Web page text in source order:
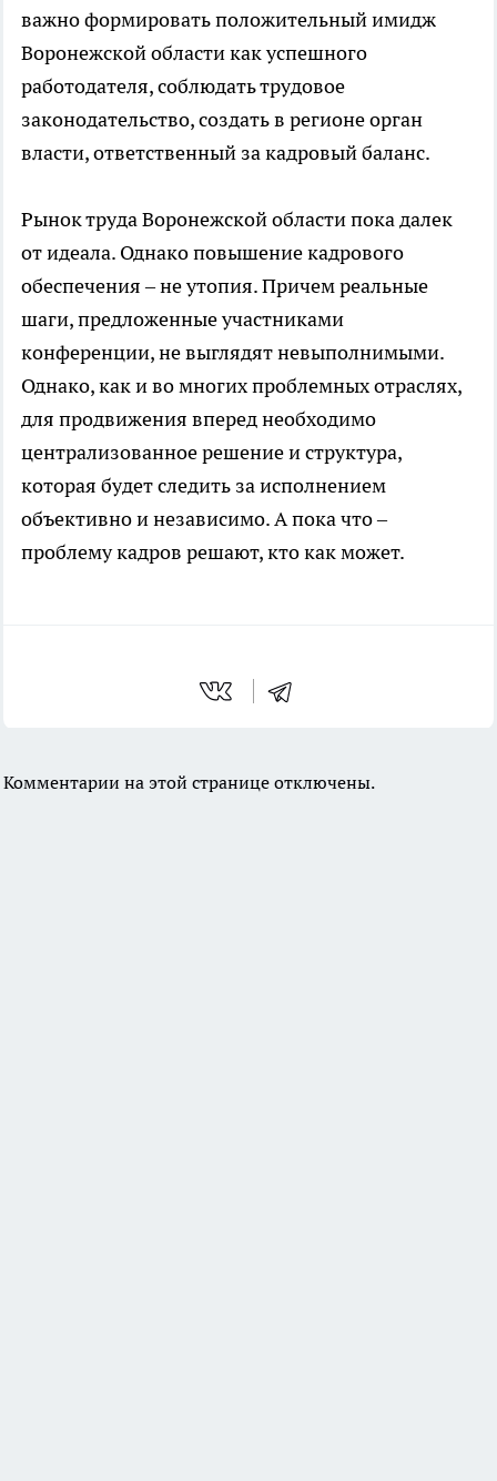
важно формировать положительный имидж
Воронежской области как успешного
работодателя, соблюдать трудовое
законодательство, создать в регионе орган
власти, ответственный за кадровый баланс.
Рынок труда Воронежской области пока далек
от идеала. Однако повышение кадрового
обеспечения – не утопия. Причем реальные
шаги, предложенные участниками
конференции, не выглядят невыполнимыми.
Однако, как и во многих проблемных отраслях,
для продвижения вперед необходимо
централизованное решение и структура,
которая будет следить за исполнением
объективно и независимо. А пока что –
проблему кадров решают, кто как может.
Комментарии на этой странице отключены.